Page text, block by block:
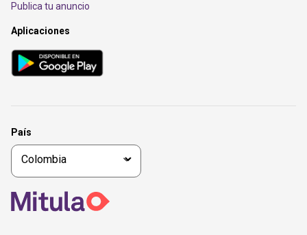
Publica tu anuncio
Aplicaciones
País